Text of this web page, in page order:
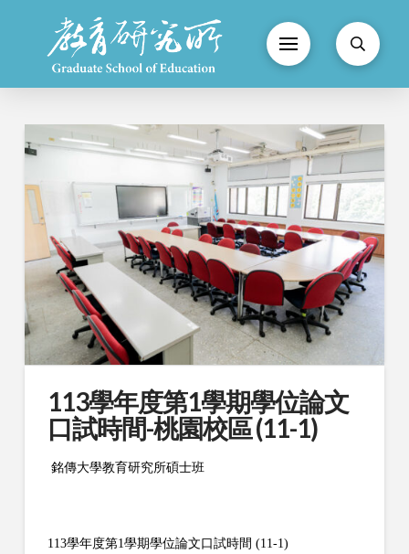
113學年度第1學期學位論文
口試時間-桃園校區 (11-1)
銘傳大學教育研究所碩士班
113學年度第1學期學位論文口試時間 (11-1)